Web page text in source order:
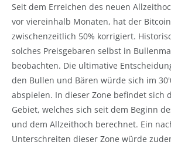
Seit dem Erreichen des neuen
vor viereinhalb Monaten, hat der
zwischenzeitlich 50% korrigiert.
solches Preisgebaren selbst in
beobachten. Die ultimative
den Bullen und Bären würde sich im
abspielen. In dieser Zone befindet sich
Gebiet, welches sich seit dem Beginn
und dem Allzeithoch berechnet. Ein
Unterschreiten dieser Zone würde